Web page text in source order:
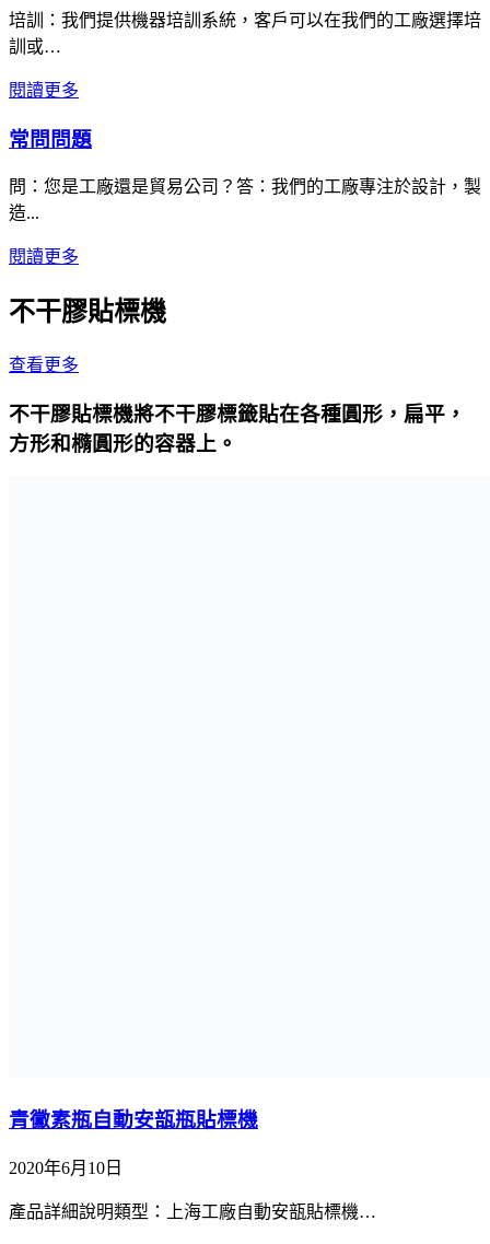
培訓：我們提供機器培訓系統，客戶可以在我們的工廠選擇培
訓或…
閱讀更多
常問問題
問：您是工廠還是貿易公司？答：我們的工廠專注於設計，製
造...
閱讀更多
不干膠貼標機
查看更多
不干膠貼標機將不干膠標籤貼在各種圓形，扁平，
方形和橢圓形的容器上。
青黴素瓶自動安瓿瓶貼標機
2020年6月10日
產品詳細說明類型：上海工廠自動安瓿貼標機…